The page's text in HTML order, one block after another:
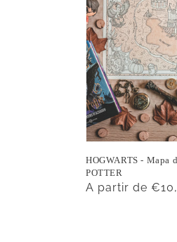
HOGWARTS - Mapa
POTTER
Precio
A partir de